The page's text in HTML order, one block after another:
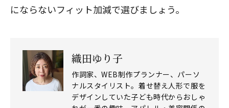
にならないフィット加減で選びましょう。
織田ゆり子
作詞家、WEB制作プランナー、パーソ
ナルスタイリスト。着せ替え人形で服を
デザインしていた子ども時代からおしゃ